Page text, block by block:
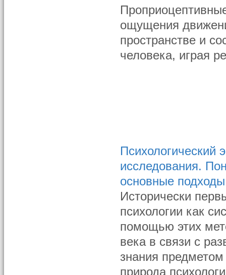
ощущения
пространстве и
человека, играя
Психологический
исследования.
основные
Исторически
психологии как
помощью этих
века в связи с
знания предметом
природа